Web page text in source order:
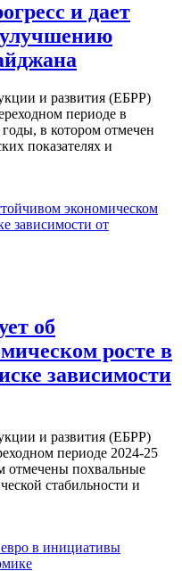
и дает
и развития (ЕБРР)
периоде в
в котором отмечен
показателях и
об
росте в
зависимости
и развития (ЕБРР)
периоде 2024-25
отмечены похвальные
стабильности и